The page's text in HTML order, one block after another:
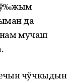
да
мучаш
чўчкыдын